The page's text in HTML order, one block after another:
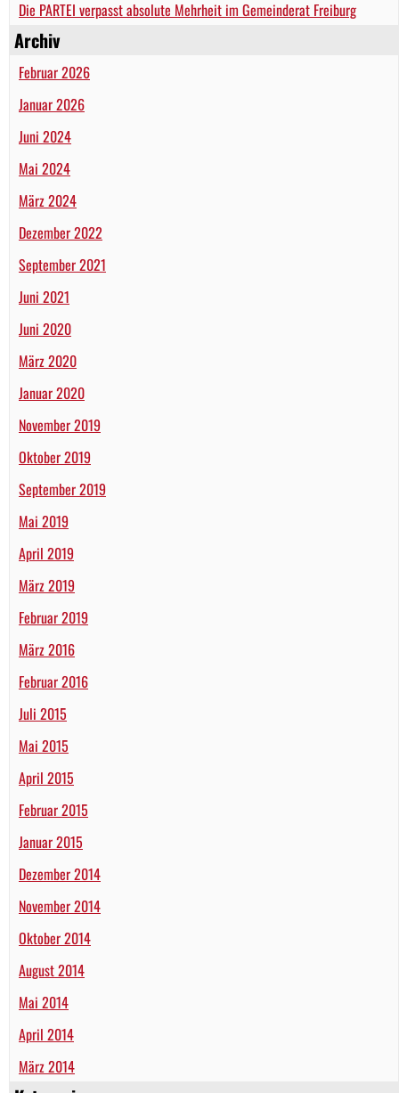
Die PARTEI verpasst absolute Mehrheit im Gemeinderat Freiburg
Archiv
Februar 2026
Januar 2026
Juni 2024
Mai 2024
März 2024
Dezember 2022
September 2021
Juni 2021
Juni 2020
März 2020
Januar 2020
November 2019
Oktober 2019
September 2019
Mai 2019
April 2019
März 2019
Februar 2019
März 2016
Februar 2016
Juli 2015
Mai 2015
April 2015
Februar 2015
Januar 2015
Dezember 2014
November 2014
Oktober 2014
August 2014
Mai 2014
April 2014
März 2014